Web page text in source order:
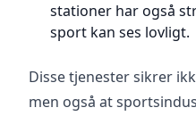
stationer har også
sport kan ses lovligt.
Disse tjenester sikrer
men også at